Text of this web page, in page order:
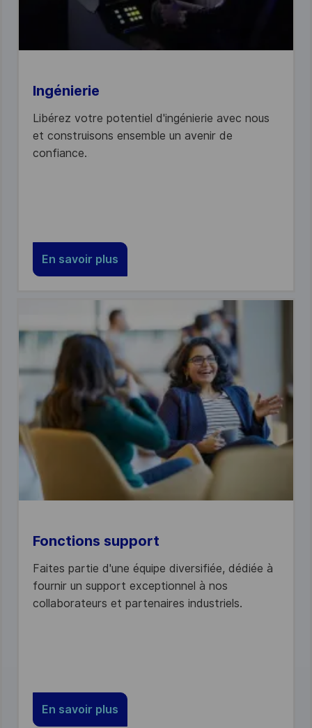
Ingénierie
Libérez votre potentiel d'ingénierie avec nous
et construisons ensemble un avenir de
confiance.
En savoir plus
Fonctions support
Faites partie d'une équipe diversifiée, dédiée à
fournir un support exceptionnel à nos
collaborateurs et partenaires industriels.
En savoir plus